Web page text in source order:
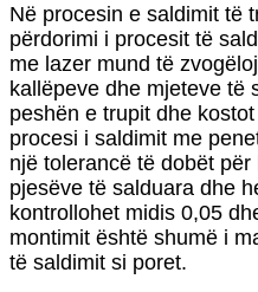
Në procesin e saldimit të
përdorimi i procesit të
me lazer mund të
kallëpeve dhe mjeteve të
peshën e trupit dhe
procesi i saldimit me
një tolerancë të dobët
pjesëve të salduara dhe
kontrollohet midis 0,05
montimit është shumë i
të saldimit si poret.